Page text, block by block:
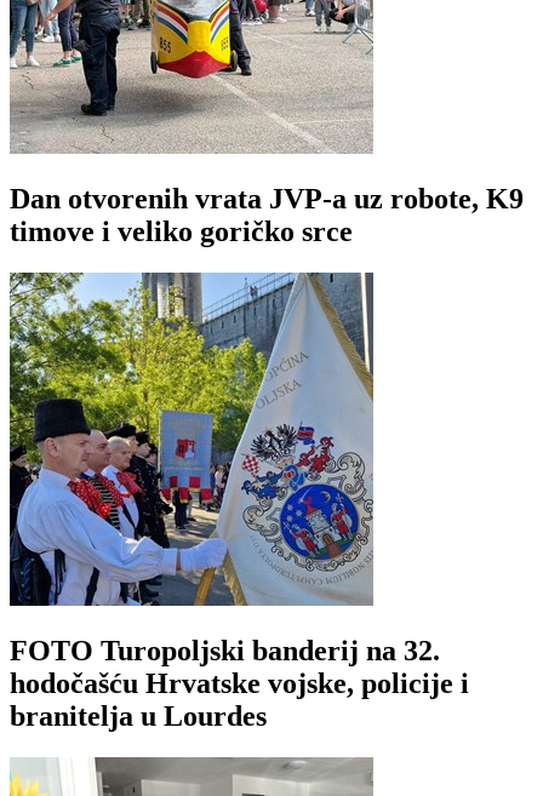
Dan otvorenih vrata JVP-a uz robote, K9
timove i veliko goričko srce
FOTO Turopoljski banderij na 32.
hodočašću Hrvatske vojske, policije i
branitelja u Lourdes